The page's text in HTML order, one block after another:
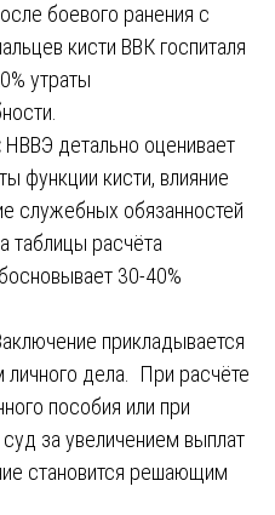
боевого ранения с
кисти ВВК госпиталя
утраты
НВВЭ детально оценивает
функции кисти, влияние
служебных обязанностей
таблицы расчёта
30-40%
прикладывается
личного дела. При расчёте
пособия или при
за увеличением выплат
становится решающим